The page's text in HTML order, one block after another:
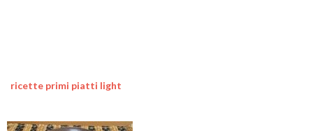
ricette primi piatti light